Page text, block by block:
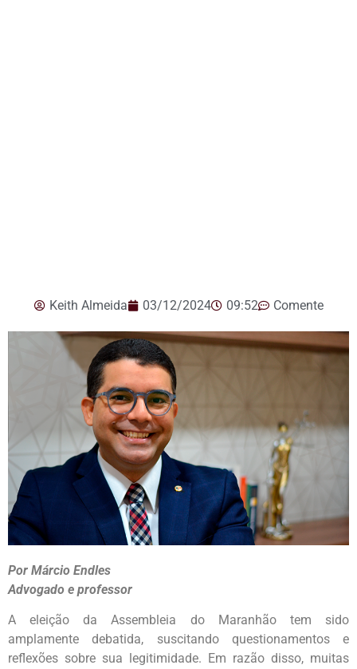
Keith Almeida 03/12/2024 09:52 Comente
Por Márcio Endles
Advogado e professor
A eleição da Assembleia do Maranhão tem sido
amplamente debatida, suscitando questionamentos e
reflexões sobre sua legitimidade. Em razão disso, muitas